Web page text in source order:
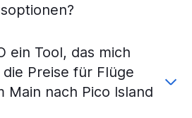
ein Tool, das mich
Preise für Flüge
Main nach Pico Island